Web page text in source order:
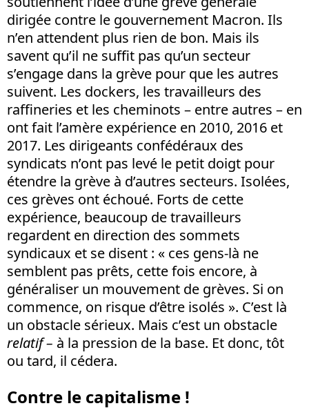
dirigée contre le gouvernement Macron. Ils
n’en attendent plus rien de bon. Mais ils
savent qu’il ne suffit pas qu’un secteur
s’engage dans la grève pour que les autres
suivent. Les dockers, les travailleurs des
raffineries et les cheminots – entre autres – en
ont fait l’amère expérience en 2010, 2016 et
2017. Les dirigeants confédéraux des
syndicats n’ont pas levé le petit doigt pour
étendre la grève à d’autres secteurs. Isolées,
ces grèves ont échoué. Forts de cette
expérience, beaucoup de travailleurs
regardent en direction des sommets
syndicaux et se disent : « ces gens-là ne
semblent pas prêts, cette fois encore, à
généraliser un mouvement de grèves. Si on
commence, on risque d’être isolés ». C’est là
un obstacle sérieux. Mais c’est un obstacle
relatif – à la pression de la base. Et donc, tôt
ou tard, il cédera.
Contre le capitalisme !